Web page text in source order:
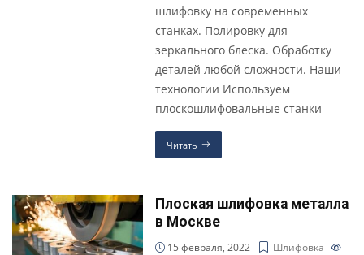
шлифовку на современных
станках. Полировку для
зеркального блеска. Обработку
деталей любой сложности. Наши
технологии Используем
плоскошлифовальные станки
Читать
Плоская шлифовка металла
в Москве
15 февраля, 2022
Шлифовка